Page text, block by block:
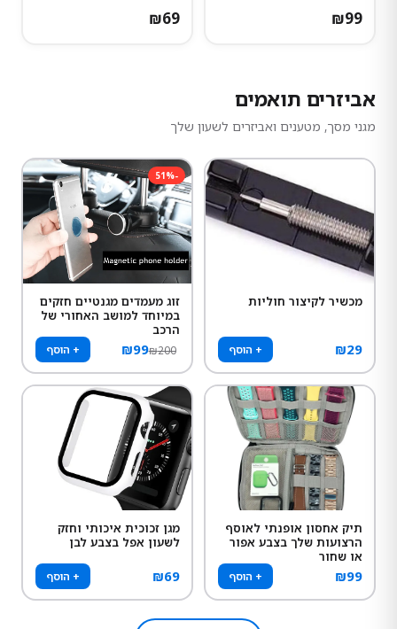
₪99
₪69
אביזרים תואמים
מגני מסך, מטענים ואביזרים לשעון שלך
מכשיר לקיצור חוליות
₪29 + הוסף
-
51%
זוג מעמדים מגנטיים חזקים
במיוחד למושב האחורי של
הרכב
₪99₪200 + הוסף
תיק אחסון אופנתי לאוסף
הרצועות שלך בצבע אפור
או שחור
₪99 + הוסף
מגן זכוכית איכותי וחזק
לשעון אפל בצבע לבן
₪69 + הוסף